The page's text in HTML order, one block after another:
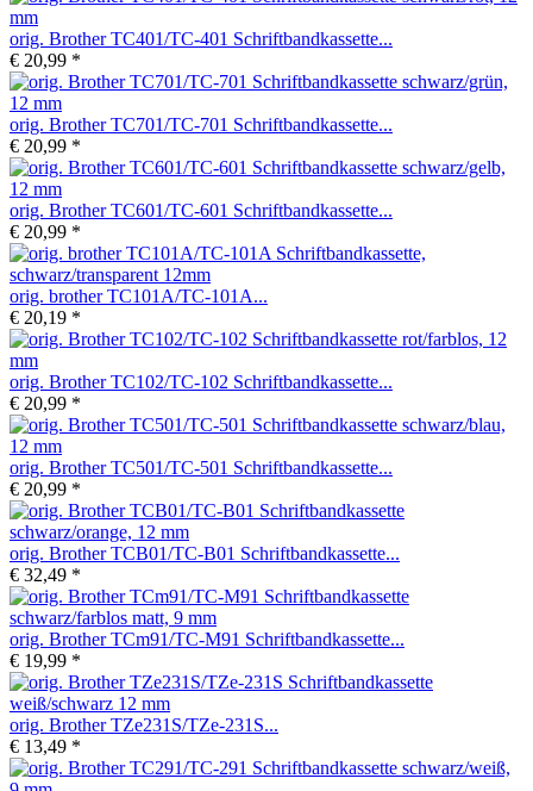
orig. Brother TC401/TC-401 Schriftbandkassette...
€ 20,99 *
orig. Brother TC701/TC-701 Schriftbandkassette...
€ 20,99 *
orig. Brother TC601/TC-601 Schriftbandkassette...
€ 20,99 *
orig. brother TC101A/TC-101A...
€ 20,19 *
orig. Brother TC102/TC-102 Schriftbandkassette...
€ 20,99 *
orig. Brother TC501/TC-501 Schriftbandkassette...
€ 20,99 *
orig. Brother TCB01/TC-B01 Schriftbandkassette...
€ 32,49 *
orig. Brother TCm91/TC-M91 Schriftbandkassette...
€ 19,99 *
orig. Brother TZe231S/TZe-231S...
€ 13,49 *